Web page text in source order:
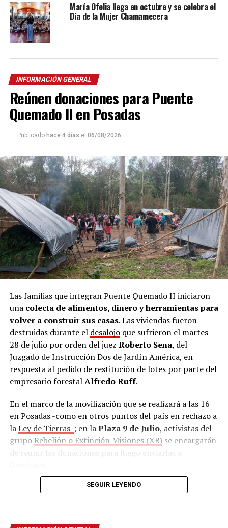
María Ofelia llega en octubre y se celebra el
Día de la Mujer Chamamecera
INFORMACIÓN GENERAL
Reúnen donaciones para Puente
Quemado II en Posadas
Publicado hace 4 días el 06/08/2026
Las familias que integran Puente Quemado II iniciaron
unacolecta de alimentos, dinero y herramientas para
volver a construir sus casas. Las viviendas fueron
destruidas durante el desalojoque sufrieron el martes
28 de julio por orden del juez Roberto Sena, del
Juzgado de Instrucción Dos de Jardín América, en
respuesta al pedido de restitución de lotes por parte del
empresario forestalAlfredo Ruff.
En el marco de la movilización que se realizará a las 16
en Posadas -como en otros puntos del país en rechazo a
laLey de Tierras-; en laPlaza 9 de Julio, activistas del
grupo Rebelión o Extinción Misiones (XR)se encargarán
de reunir las donaciones para luego enviarlas a
Además, la Asociación Trabajadores del Estado (ATE),
punto de recolecciónde lunes a viernes en horario
matutino y vespertino.
SEGUIR LEYENDO